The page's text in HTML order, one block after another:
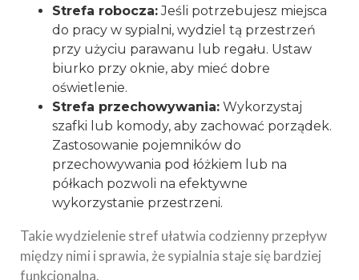
Strefa robocza:Jeśli potrzebujesz miejsca
do pracy w sypialni, wydziel tą przestrzeń
przy użyciu parawanu lub regału. Ustaw
biurko przy oknie, aby mieć dobre
oświetlenie.
Strefa przechowywania: Wykorzystaj
szafki lub komody, aby zachować porządek.
Zastosowanie pojemników do
przechowywania pod łóżkiem lub na
półkach pozwoli na efektywne
wykorzystanie przestrzeni.
Takie wydzielenie stref ułatwia codzienny przepływ
między nimi i sprawia, że sypialnia staje się bardziej
funkcjonalna.